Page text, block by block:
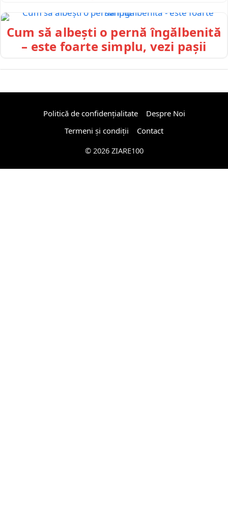
Cum să albești o pernă îngălbenită
– este foarte simplu, vezi pașii
Politică de confidențialitate
Despre Noi
Termeni și condiții
Contact
© 2026 ZIARE100